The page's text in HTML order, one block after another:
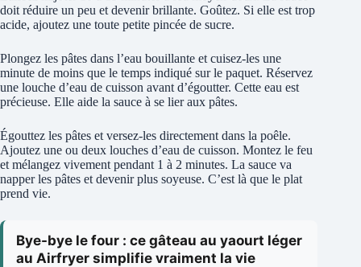
doit réduire un peu et devenir brillante. Goûtez. Si elle est trop
acide, ajoutez une toute petite pincée de sucre.
Plongez les pâtes dans l’eau bouillante et cuisez-les une
minute de moins que le temps indiqué sur le paquet. Réservez
une louche d’eau de cuisson avant d’égoutter. Cette eau est
précieuse. Elle aide la sauce à se lier aux pâtes.
Égouttez les pâtes et versez-les directement dans la poêle.
Ajoutez une ou deux louches d’eau de cuisson. Montez le feu
et mélangez vivement pendant 1 à 2 minutes. La sauce va
napper les pâtes et devenir plus soyeuse. C’est là que le plat
prend vie.
Bye-bye le four : ce gâteau au yaourt léger
au Airfryer simplifie vraiment la vie